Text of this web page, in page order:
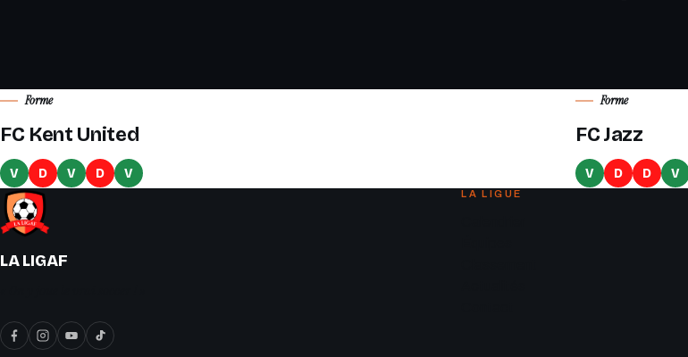
Forme
FC Kent United
V D V D V
Forme
FC Jazz
V D D V
LA LIGAF
LA LIGUE